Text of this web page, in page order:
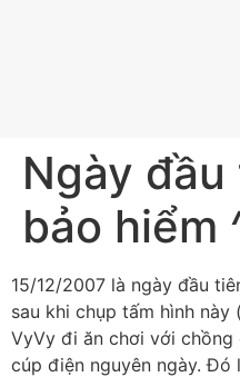
Ngày
bảo hiểm
15/12/2007 là ngày đầu
sau khi chụp tấm hình
VyVy đi ăn chơi với
cúp điện nguyên ngày. Đó